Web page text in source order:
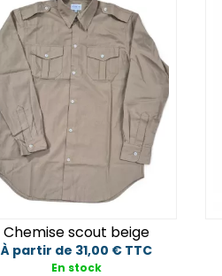
Cadeaux moins de
Chemise scout beige
À partir de 31,00 € TTC
En stock
Détail
Ajouter au panier